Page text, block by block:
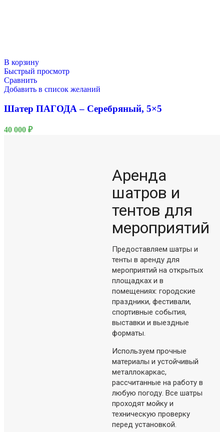
В корзину
Быстрый просмотр
Сравнить
Добавить в список желаний
Шатер ПАГОДА – Серебряный, 5×5
40 000 ₽
Аренда
шатров и
тентов для
мероприятий
Предоставляем шатры и
тенты в аренду для
мероприятий на открытых
площадках и в
помещениях: городские
праздники, фестивали,
спортивные события,
выставки и выездные
форматы.
Используем прочные
материалы и устойчивый
металлокаркас,
рассчитанные на работу в
любую погоду. Все шатры
проходят мойку и
техническую проверку
перед установкой.